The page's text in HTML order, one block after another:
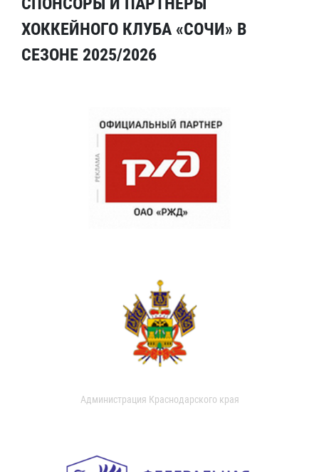
ХОККЕЙНОГО КЛУБА «СОЧИ» В
СЕЗОНЕ 2025/2026
Администрация Краснодарского края